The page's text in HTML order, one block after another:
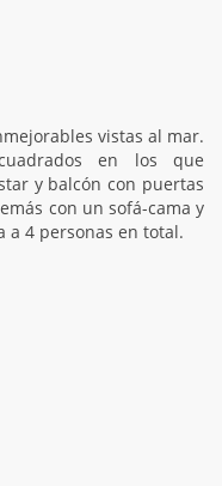
vistas al mar.
en los que
y balcón con puertas
con un sofá-cama y
a 4 personas en total.